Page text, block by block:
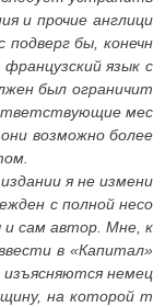
и прочие англици
бы, конечн
язык с
был ограничит
мес
возможно более
я не измени
с полной несо
сам автор. Мне, к
в «Капитал»
немец
на которой т